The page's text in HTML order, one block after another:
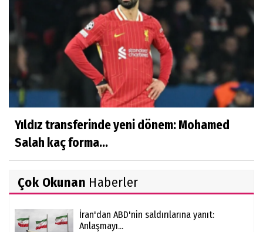
Yıldız transferinde yeni dönem: Mohamed
Salah kaç forma...
Çok Okunan Haberler
İran'dan ABD'nin saldırılarına yanıt:
Anlaşmayı...